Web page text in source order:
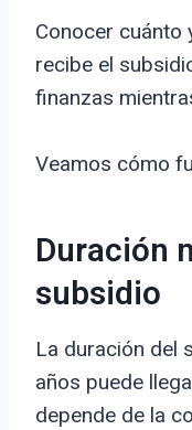
Conocer cuánto
recibe el
finanzas
Veamos cómo
Duración
subsidio
La duración del
años puede
depende de la